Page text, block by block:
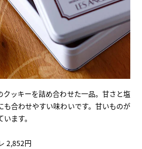
クッキーを詰め合わせた一品。甘さと塩
合わせやすい味わいです。甘いものが
ます。
2,852円